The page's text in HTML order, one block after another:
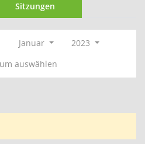
Sitzungen
Januar
2023
auswählen